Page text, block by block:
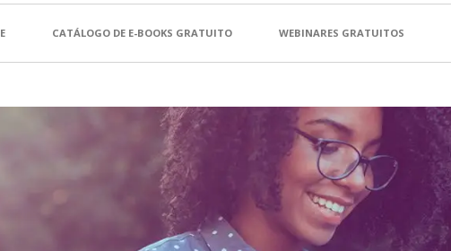
CATÁLOGO DE E-BOOKS GRATUITO WEBINARES GRATUITOS